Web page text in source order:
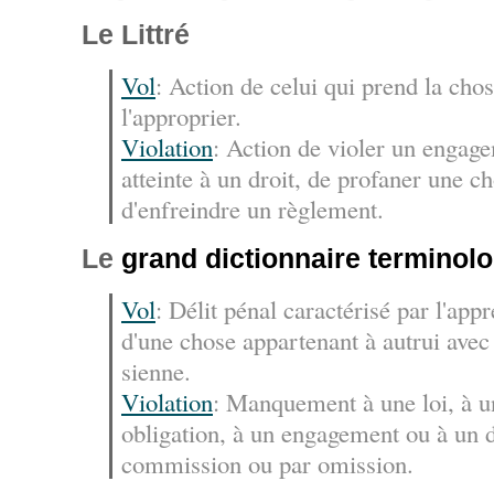
Le Littré
Vol: Action de celui qui prend la
l'approprier.
Violation: Action de violer un
atteinte à un droit, de profaner une
d'enfreindre un règlement.
Le grand dictionnaire
Vol: Délit pénal caractérisé par
d'une chose appartenant à autrui
sienne.
Violation: Manquement à une loi, à
obligation, à un engagement ou à un
commission ou par omission.